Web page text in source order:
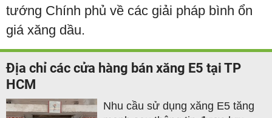
tướng Chính phủ về các giải pháp bình ổn
giá xăng dầu.
Địa chỉ các cửa hàng bán xăng E5 tại TP
HCM
Nhu cầu sử dụng xăng E5 tăng